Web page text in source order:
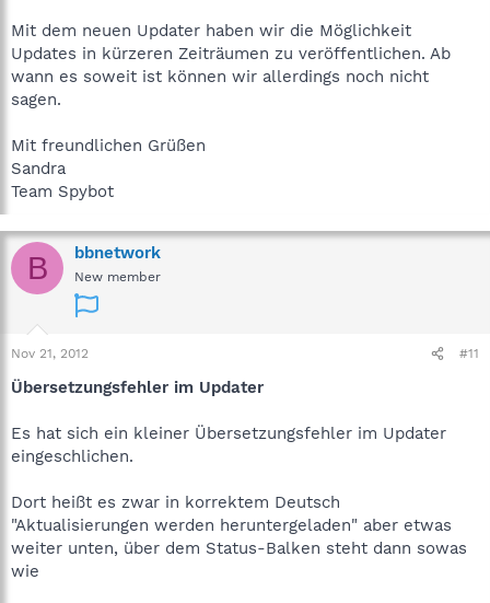
Mit dem neuen Updater haben wir die Möglichkeit
Updates in kürzeren Zeiträumen zu veröffentlichen. Ab
wann es soweit ist können wir allerdings noch nicht
sagen.
Mit freundlichen Grüßen
Sandra
Team Spybot
B bbnetwork
New member
Nov 21, 2012 #11
Übersetzungsfehler im Updater
Es hat sich ein kleiner Übersetzungsfehler im Updater
eingeschlichen.
Dort heißt es zwar in korrektem Deutsch
"Aktualisierungen werden heruntergeladen" aber etwas
weiter unten, über dem Status-Balken steht dann sowas
wie